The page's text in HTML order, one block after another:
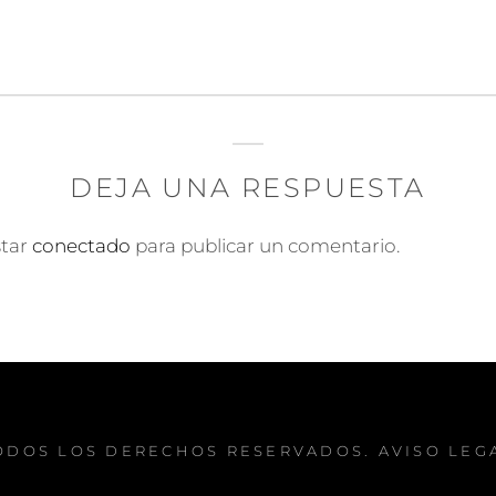
DEJA UNA RESPUESTA
conectado para publicar un comentario.
LOS DERECHOS RESERVADOS. AVISO